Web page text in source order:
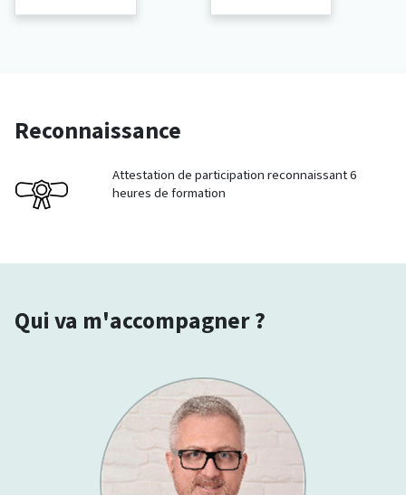
Reconnaissance
Attestation de participation reconnaissant 6
heures de formation
Qui va m'accompagner ?